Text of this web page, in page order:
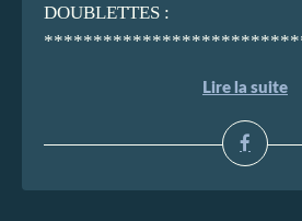
DOUBLETTES :
Lire la suite